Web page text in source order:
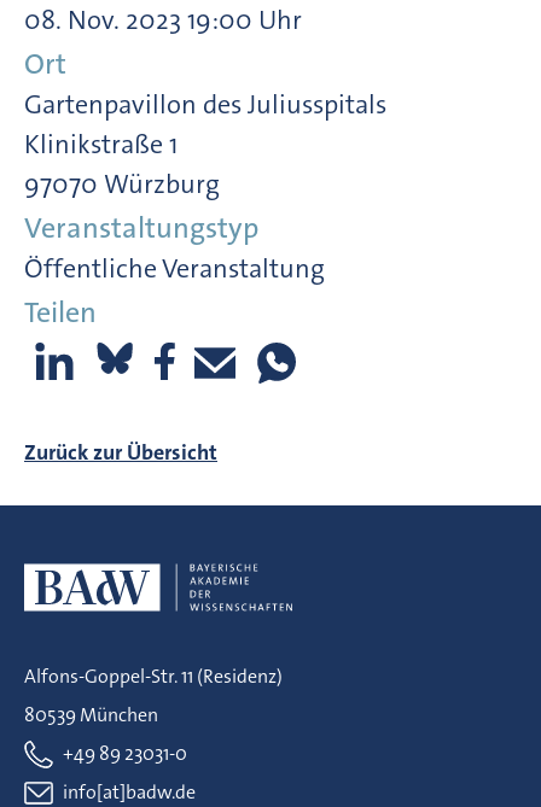
08. Nov. 2023 19:00 Uhr
Ort
Gartenpavillon des Juliusspitals
Klinikstraße 1
97070 Würzburg
Veranstaltungstyp
Öffentliche Veranstaltung
Teilen
Zurück zur Übersicht
Alfons-Goppel-Str. 11 (Residenz)
80539 München
+49 89 23031-0
info[at]badw.de